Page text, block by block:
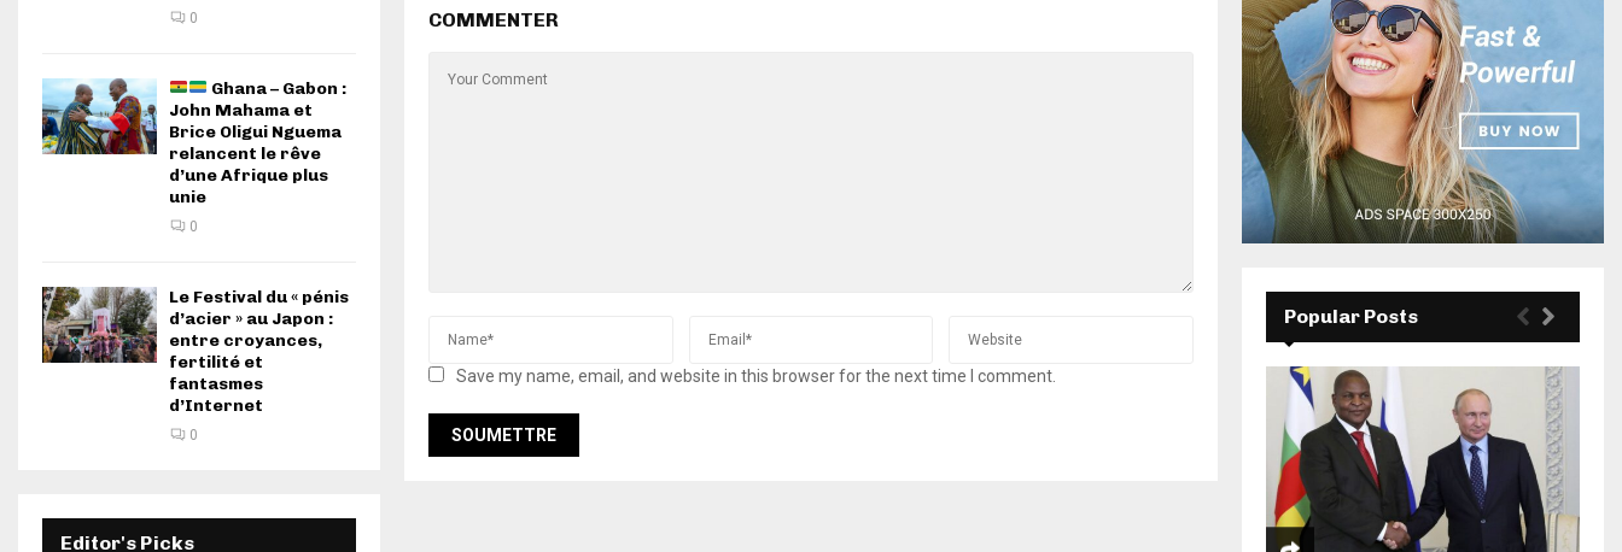
COMMENTER
Save my name, email, and website in this browser for the next time I comment.
0
Ghana – Gabon :
John Mahama et
Brice Oligui Nguema
relancent le rêve
d’une Afrique plus
unie
0
Le Festival du « pénis
d’acier » au Japon :
entre croyances,
fertilité et
fantasmes
d’Internet
0
Editor's Picks
Popular Posts